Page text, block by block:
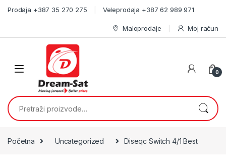
Prodaja +387 35 270 275 Veleprodaja +387 62 989 971
Maloprodaje Moj račun
0
Pretraži:
Početna Uncategorized Diseqc Switch 4/1 Best